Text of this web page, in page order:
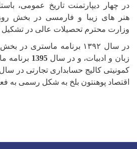
در چهار دیپارتمنت تاریخ عمومی،
هنر های زیبا و فارمسی در بخش
وزارت محترم تحصیلات عالی در تشکیل
در سال ۱۳۹۲ برنامه ماستری در بخش
زبان و ادبیات، و در سال 1395 برنامه
کمونیتی کالیج حسابداری تجارتی در سال
اقتصاد پوهنتون بلخ به شکل رسمی به